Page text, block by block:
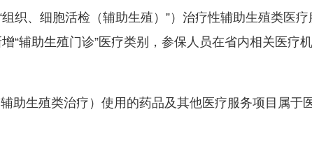
、细胞活检（辅助生殖）”）治疗性辅助生殖类医疗
“辅助生殖门诊”医疗类别，参保人员在省内相关医疗
生殖类治疗）使用的药品及其他医疗服务项目属于